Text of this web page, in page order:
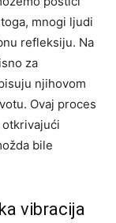
mnogi ljudi
refleksiju. Na
za
njihovom
Ovaj proces
bile
vibracija